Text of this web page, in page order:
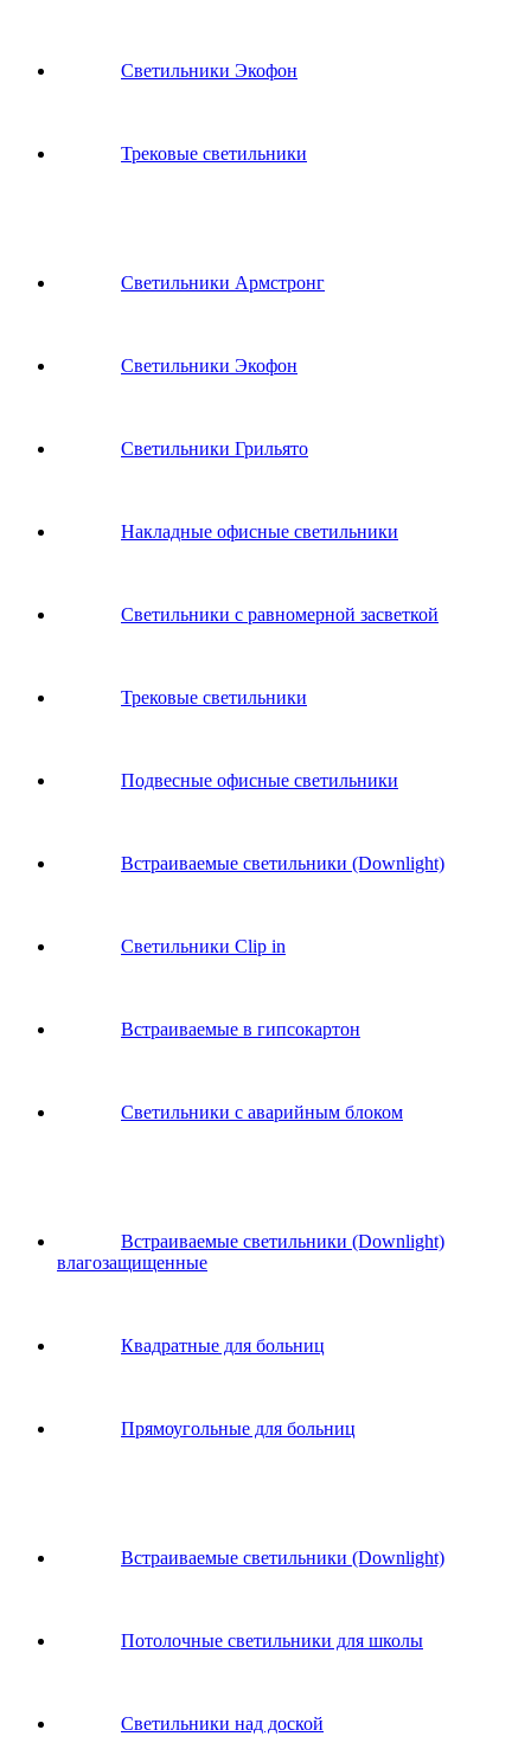
Светильники Экофон
Трековые светильники
Светильники Армстронг
Светильники Экофон
Светильники Грильято
Накладные офисные светильники
Светильники с равномерной засветкой
Трековые светильники
Подвесные офисные светильники
Встраиваемые светильники (Downlight)
Светильники Clip in
Встраиваемые в гипсокартон
Светильники с аварийным блоком
Встраиваемые светильники (Downlight)
влагозащищенные
Квадратные для больниц
Прямоугольные для больниц
Встраиваемые светильники (Downlight)
Потолочные светильники для школы
Светильники над доской